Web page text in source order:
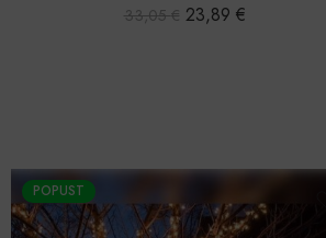
33,05€ 23,89 €
POPUST